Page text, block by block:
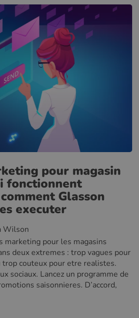
pour magasin
fonctionnent
Glasson
executer
Wilson
marketing pour les magasins
deux extremes : trop vagues pour
couteux pour etre realistes.
sociaux. Lancez un programme de
saisonnieres. D’accord,